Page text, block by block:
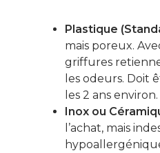
Plastique
mais poreux.
griffures
les odeurs. Doit
les 2 ans environ.
Inox ou
l’achat, mais